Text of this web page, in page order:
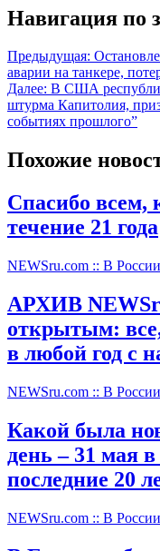
Навигация по
Предыдущая:
аварии на танкере,
Далее: В США
штурма Капитолия,
событиях прошлого”
Похожие
Спасибо всем,
течение 21 года
NEWSru.com :: В России
АРХИВ
открытым:
в любой год с
NEWSru.com :: В России
Какой была
день – 31 мая
последние 20
NEWSru.com :: В России